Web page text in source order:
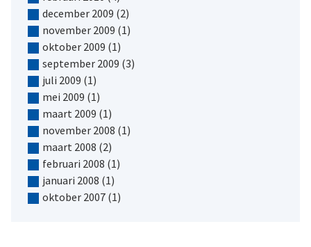
december 2009 (2)
november 2009 (1)
oktober 2009 (1)
september 2009 (3)
juli 2009 (1)
mei 2009 (1)
maart 2009 (1)
november 2008 (1)
maart 2008 (2)
februari 2008 (1)
januari 2008 (1)
oktober 2007(1)